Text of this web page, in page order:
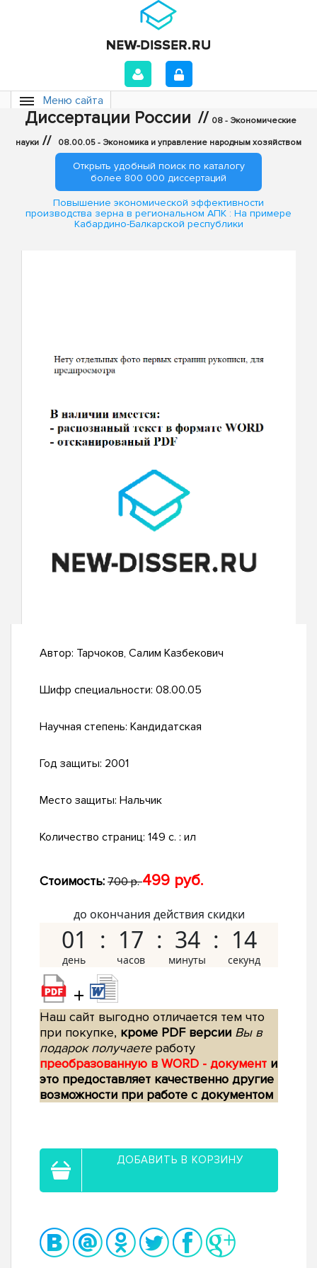
Меню сайта
Диссертации России // 08 - Экономические
науки // 08.00.05 - Экономика и управление народным хозяйством
Открыть удобный поиск по каталогу
более 800 000 диссертаций
Повышение экономической эффективности
производства зерна в региональном АПК : На примере
Кабардино-Балкарской республики
Автор: Тарчоков, Салим Казбекович
Шифр специальности: 08.00.05
Научная степень: Кандидатская
Год защиты: 2001
Место защиты: Нальчик
Количество страниц: 149 с. : ил
Стоимость: 700 р.499 руб.
до окончания действия скидки
01 17 34 13
+
Наш сайт выгодно отличается тем что
при покупке, кроме PDF версии Вы в
подарок получаетеработу
преобразованную в WORD - документ и
это предоставляет качественно другие
возможности при работе с документом
ДОБАВИТЬ В КОРЗИНУ